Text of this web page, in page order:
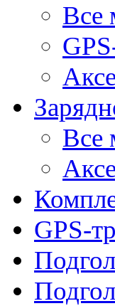
Все
Все
GPS-